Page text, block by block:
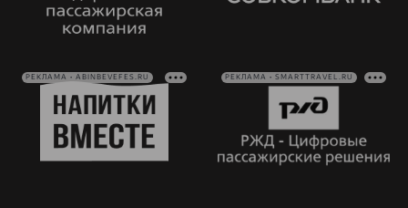
РЕКЛАМА • ABINBEVEFES.RU РЕКЛАМА • SMARTTRAVEL.RU